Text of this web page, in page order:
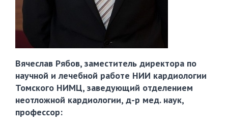
Вячеслав Рябов, заместитель директора по
научной и лечебной работе НИИ кардиологии
Томского НИМЦ, заведующий отделением
неотложной кардиологии, д-р мед. наук,
профессор: